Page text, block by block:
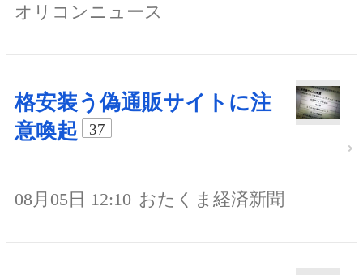
オリコンニュース
格安装う偽通販サイトに注
意喚起
37
08月05日 12:10 おたくま経済新聞